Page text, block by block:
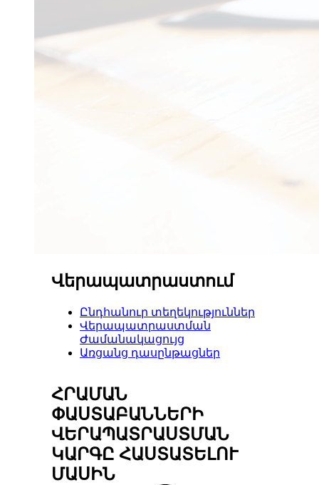
Վերապատրաստում
Ընդհանուր տեղեկություններ
Վերապատրաստման
Ժամանակացույց
Առցանց դասընթացներ
ՀՐԱՄԱՆ
ՓԱՍՏԱԲԱՆՆԵՐԻ
ՎԵՐԱՊԱՏՐԱՍՏՄԱՆ
ԿԱՐԳԸ ՀԱՍՏԱՏԵԼՈՒ
ՄԱՍԻՆ